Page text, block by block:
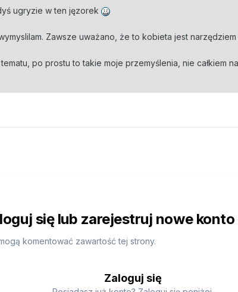
ugryzie w ten jęzorek
Zawsze uważano, że to kobieta jest narzędziem
po prostu to takie moje przemyślenia, nie całkiem na
się lub zarejestruj nowe konto
komentować zawartość tej strony.
Zaloguj się